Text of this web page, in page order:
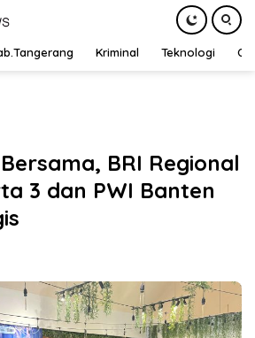
Kriminal Teknologi
BRI Regional
3 dan PWI Banten